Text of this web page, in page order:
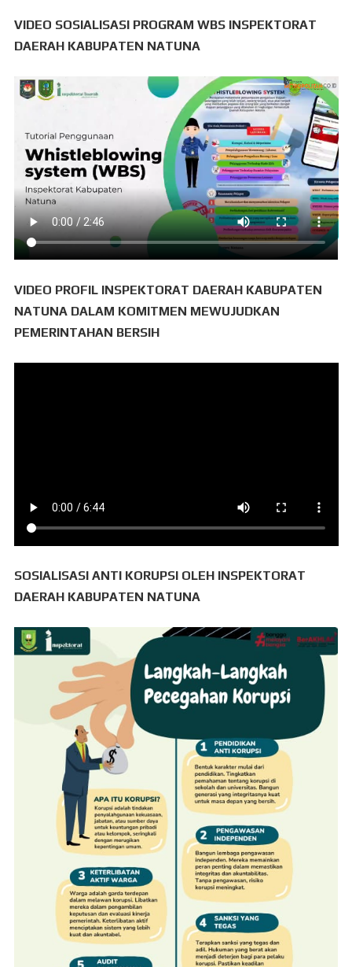
VIDEO SOSIALISASI PROGRAM WBS INSPEKTORAT
DAERAH KABUPATEN NATUNA
VIDEO PROFIL INSPEKTORAT DAERAH KABUPATEN
NATUNA DALAM KOMITMEN MEWUJUDKAN
PEMERINTAHAN BERSIH
SOSIALISASI ANTI KORUPSI OLEH INSPEKTORAT
DAERAH KABUPATEN NATUNA